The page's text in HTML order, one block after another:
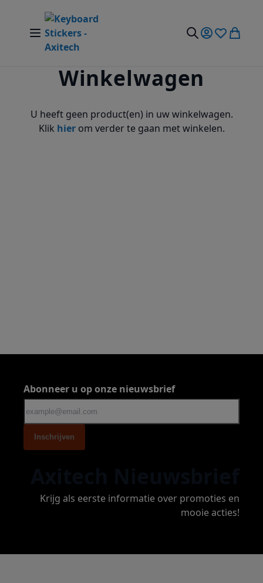
Ga naar de inhoud
Nav Aan/Uit Schakelen Mijn account
Verlanglijst
Winkelwagen
U heeft geen product(en) in uw winkelwagen.
Klik hierom verder te gaan met winkelen.
Krijg als eerste informatie over promoties en
mooie acties!
Abonneer u op onze nieuwsbrief
Inschrijven